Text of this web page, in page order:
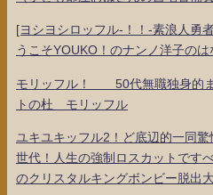
[ヨシヨシロッフル-！！-素浪人勇
うこそYOUKO！のナンノ洋子の
モリッフル！ 50代無職独身的ま
トの杜 モリッフル
ユキユキッフル2！ど底辺的一同
世代！人生の強制ロスカットです
のクリスタルキングボンビー脱出